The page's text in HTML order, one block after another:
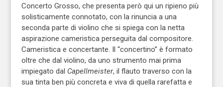
Concerto Grosso, che presenta però qui un ripieno più
solisticamente connotato, con la rinuncia a una
seconda parte di violino che si spiega con la netta
aspirazione cameristica perseguita dal compositore.
Cameristica e concertante. Il “concertino” è formato
oltre che dal violino, da uno strumento mai prima
impiegato dal Capellmeister, il flauto traverso con la
sua tinta ben più concreta e viva di quella rarefatta e